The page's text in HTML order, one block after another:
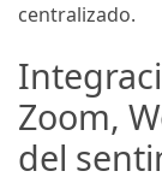
centralizado.
Zoom,
del